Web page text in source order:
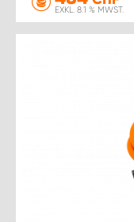
EXKL. 8.1 % MWST.